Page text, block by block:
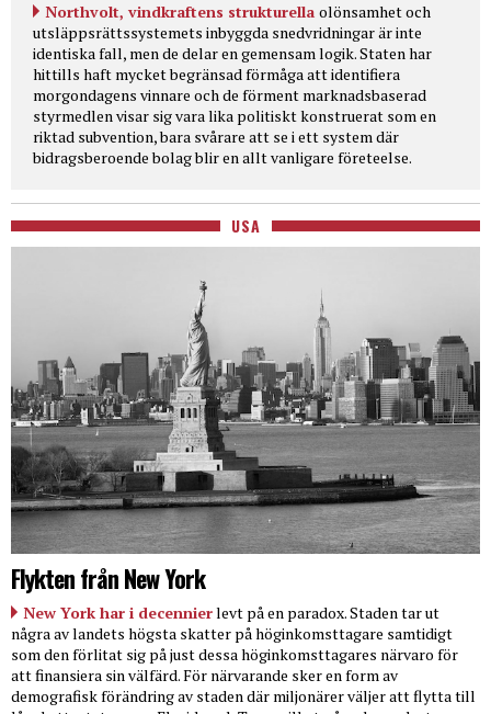
Northvolt, vindkraftens strukturella olönsamhet och
utsläppsrättssystemets inbyggda snedvridningar är inte
identiska fall, men de delar en gemensam logik. Staten har
hittills haft mycket begränsad förmåga att identifiera
morgondagens vinnare och de förment marknadsbaserad
styrmedlen visar sig vara lika politiskt konstruerat som en
riktad subvention, bara svårare att se i ett system där
bidragsberoende bolag blir en allt vanligare företeelse.
USA
Flykten från New York
New York har i decennierlevt på en paradox. Staden tar ut
några av landets högsta skatter på höginkomsttagare samtidigt
som den förlitat sig på just dessa höginkomsttagares närvaro för
att finansiera sin välfärd. För närvarande sker en form av
demografisk förändring av staden där miljonärer väljer att flytta till